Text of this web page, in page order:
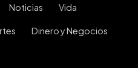
Noticias Vida
Dinero y Negocios